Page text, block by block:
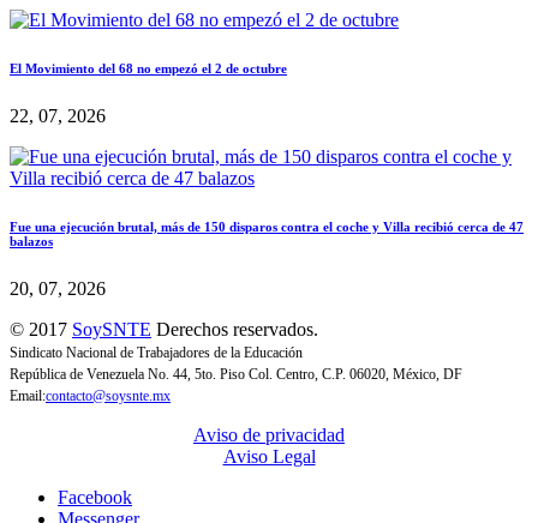
El Movimiento del 68 no empezó el 2 de octubre
22, 07, 2026
Fue una ejecución brutal, más de 150 disparos contra el coche y Villa recibió cerca de 47
balazos
20, 07, 2026
© 2017 SoySNTE Derechos reservados.
Sindicato Nacional de Trabajadores de la Educación
República de Venezuela No. 44, 5to. Piso Col. Centro, C.P. 06020, México, DF
Email:contacto@soysnte.mx
Aviso de privacidad
Aviso Legal
Facebook
Messenger